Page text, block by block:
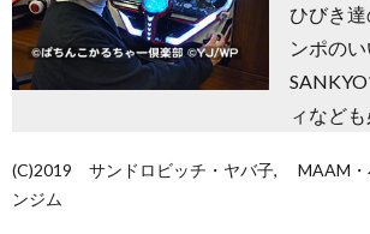
ひびき
ンポのい
ィなども
(C)2019 サンドロビッチ・ヤバ子, MAAM・
ンジム